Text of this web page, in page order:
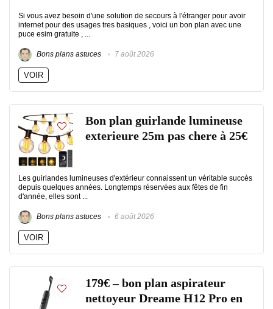
Si vous avez besoin d'une solution de secours à l'étranger pour avoir
internet pour des usages tres basiques , voici un bon plan avec une
puce esim gratuite , ...
Bons plans astuces 7 août 2026
VOIR
Bon plan guirlande lumineuse
exterieure 25m pas chere à 25€
Les guirlandes lumineuses d'extérieur connaissent un véritable succès
depuis quelques années. Longtemps réservées aux fêtes de fin
d'année, elles sont ...
Bons plans astuces 6 août 2026
VOIR
179€ – bon plan aspirateur
nettoyeur Dreame H12 Pro en